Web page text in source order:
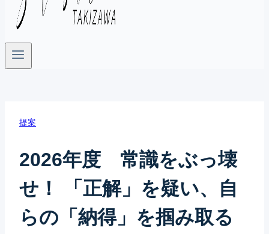
提案
2026年度 常識をぶっ壊
せ！ 「正解」を疑い、自
らの「納得」を掴み取る